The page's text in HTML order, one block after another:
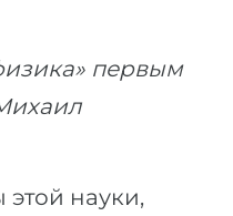
первым
науки,